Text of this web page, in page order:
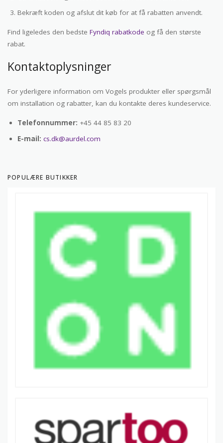
Bekræft koden og afslut dit køb for at få rabatten anvendt.
Find ligeledes den bedste Fyndiq rabatkode og få den største
rabat.
Kontaktoplysninger
For yderligere information om Vogels produkter eller spørgsmål
om installation og rabatter, kan du kontakte deres kundeservice.
Telefonnummer: +45 44 85 83 20
E-mail: cs.dk@aurdel.com
POPULÆRE BUTIKKER